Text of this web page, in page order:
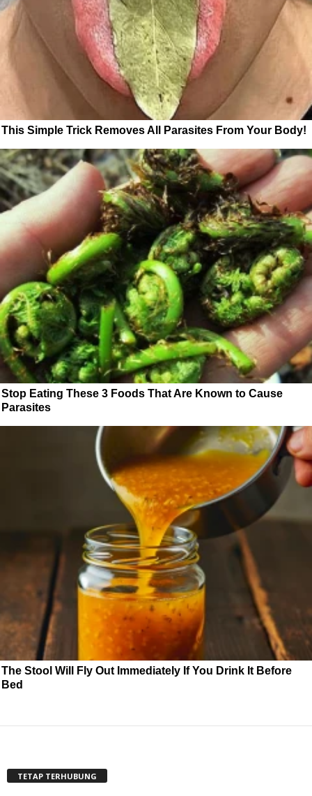
This Simple Trick Removes All Parasites From Your Body!
Stop Eating These 3 Foods That Are Known to Cause
Parasites
The Stool Will Fly Out Immediately If You Drink It Before
Bed
TETAP TERHUBUNG